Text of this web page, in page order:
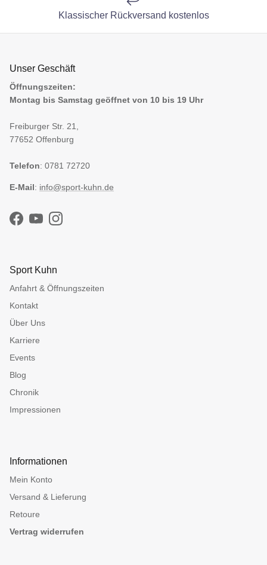
Klassischer Rückversand kostenlos
Unser Geschäft
Öffnungszeiten:
Montag bis Samstag geöffnet von 10 bis 19 Uhr
Freiburger Str. 21,
77652 Offenburg
Telefon: 0781 72720
E-Mail: info@sport-kuhn.de
Facebook
YouTubeInstagram
Sport Kuhn
Anfahrt & Öffnungszeiten
Kontakt
Über Uns
Karriere
Events
Blog
Chronik
Impressionen
Informationen
Mein Konto
Versand & Lieferung
Retoure
Vertrag widerrufen